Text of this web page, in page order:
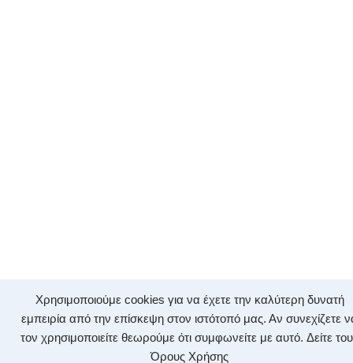
Χρησιμοποιούμε cookies για να έχετε την καλύτερη δυνατή
εμπειρία από την επίσκεψη στον ιστότοπό μας. Αν συνεχίζετε
τον χρησιμοποιείτε θεωρούμε ότι συμφωνείτε με αυτό. Δείτε
Όρους Χρήσης